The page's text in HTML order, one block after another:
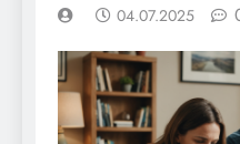
04.07.2025